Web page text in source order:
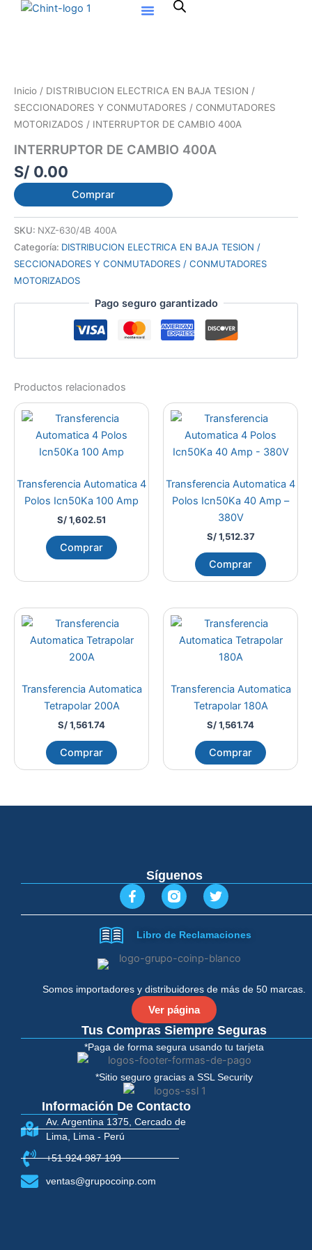
Inicio / DISTRIBUCION ELECTRICA EN BAJA TESION /
SECCIONADORES Y CONMUTADORES / CONMUTADORES
MOTORIZADOS / INTERRUPTOR DE CAMBIO 400A
INTERRUPTOR DE CAMBIO 400A
S/ 0.00
Comprar
SKU: NXZ-630/4B 400A
Categoría: DISTRIBUCION ELECTRICA EN BAJA TESION /
SECCIONADORES Y CONMUTADORES / CONMUTADORES
MOTORIZADOS
Pago seguro garantizado
Productos relacionados
Transferencia Automatica 4
Polos Icn50Ka 100 Amp
S/1,602.51
Comprar
Transferencia Automatica 4
Polos Icn50Ka 40 Amp –
380V
S/1,512.37
Comprar
Transferencia Automatica
Tetrapolar 200A
S/1,561.74
Comprar
Transferencia Automatica
Tetrapolar 180A
S/1,561.74
Comprar
Somos importadores y distribuidores de más de 50 marcas.
Ver página
Tus Compras Siempre Seguras
*Paga de forma segura usando tu tarjeta
*Sitio seguro gracias a SSL Security
Información De Contacto
Av. Argentina 1375, Cercado de
Lima, Lima - Perú
+51 924 987 199
ventas@grupocoinp.com
Síguenos
F
a
c
b
o
-
f
T
w
i
t
e
r
Libro de Reclamaciones